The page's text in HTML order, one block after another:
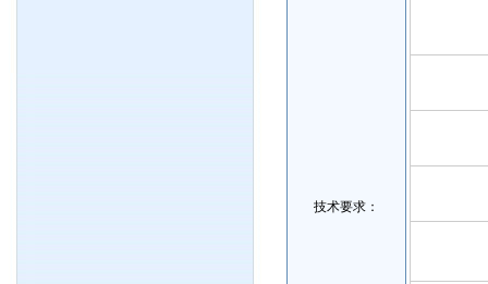
技术要求：